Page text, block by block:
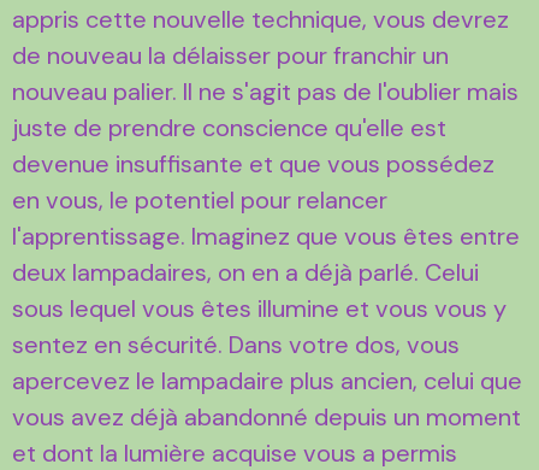
appris cette nouvelle technique, vous devrez
de nouveau la délaisser pour franchir un
nouveau palier. Il ne s'agit pas de l'oublier mais
juste de prendre conscience qu'elle est
devenue insuffisante et que vous possédez
en vous, le potentiel pour relancer
l'apprentissage. Imaginez que vous êtes entre
deux lampadaires, on en a déjà parlé. Celui
sous lequel vous êtes illumine et vous vous y
sentez en sécurité. Dans votre dos, vous
apercevez le lampadaire plus ancien, celui que
vous avez déjà abandonné depuis un moment
et dont la lumière acquise vous a permis